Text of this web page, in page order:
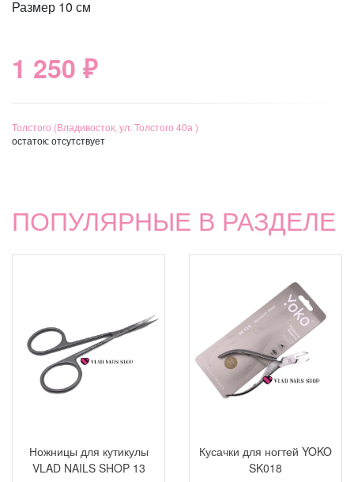
Размер 10 см
1 250 ₽
Толстого (Владивосток, ул. Толстого 40а )
остаток:отсутствует
ПОПУЛЯРНЫЕ В РАЗДЕЛЕ
Ножницы для кутикулы
VLAD NAILS SHOP 13
Кусачки для ногтей YOKO
SK018